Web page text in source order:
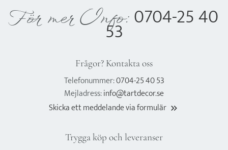
För mer Info: 0704-25 40
53
Frågor? Kontakta oss
Telefonummer:0704-25 40 53
Mejladress:info@tartdecor.se
Skicka ett meddelande via formulär keyboard_double_arrow_right
Trygga köp och leveranser